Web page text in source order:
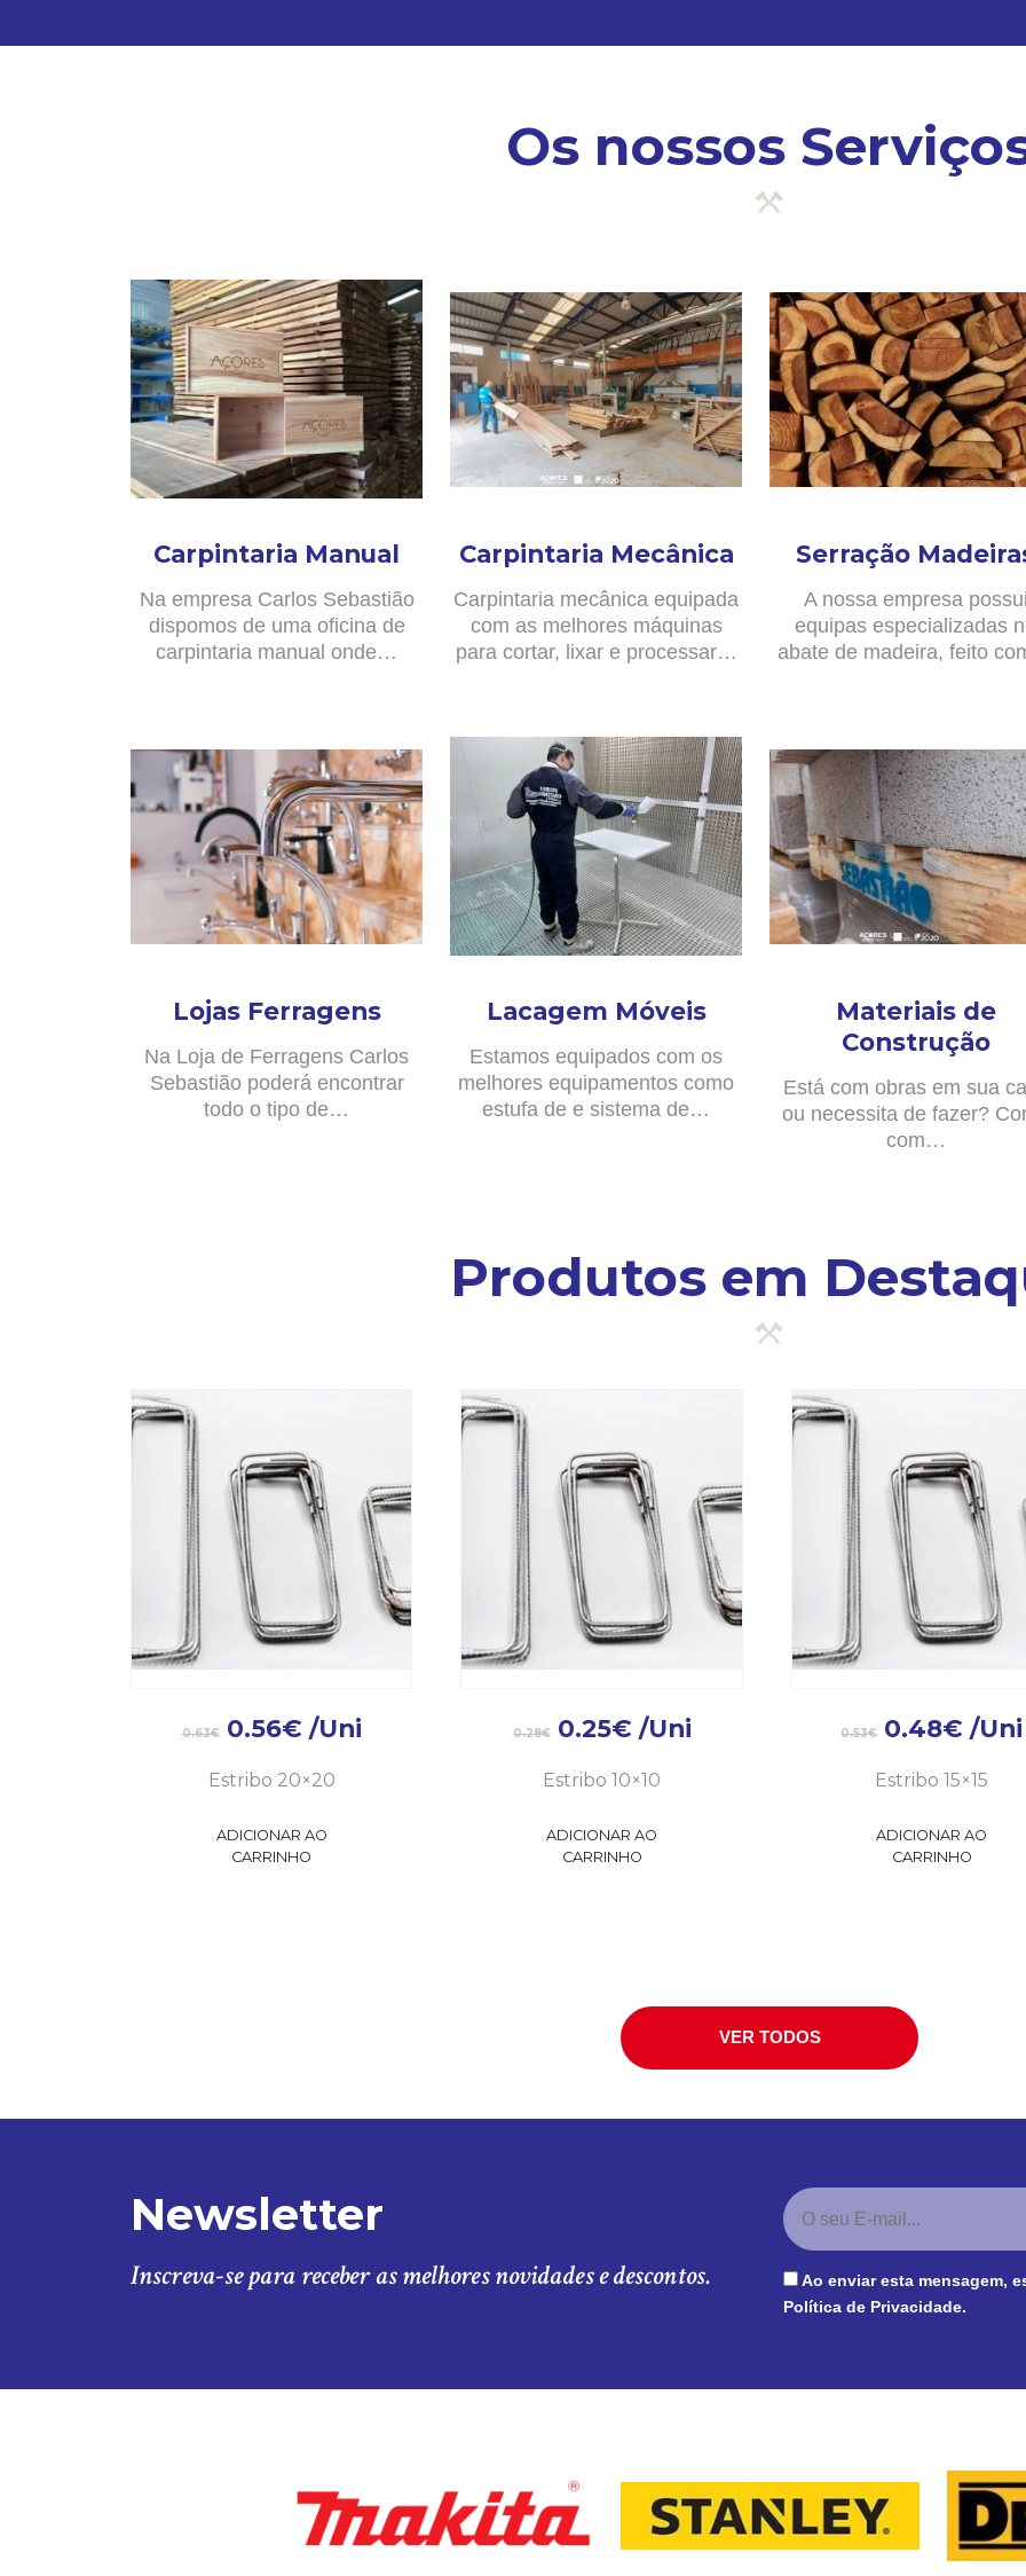
Os nossos
Carpintaria Manual
Na empresa Carlos Sebastião
dispomos de uma oficina de
carpintaria manual onde…
Carpintaria Mecânica
Carpintaria mecânica equipada
com as melhores máquinas
para cortar, lixar e processar…
Serração
A nossa empresa
equipas especializadas
abate de madeira, feito
Lojas Ferragens
Na Loja de Ferragens Carlos
Sebastião poderá encontrar
todo o tipo de…
Lacagem Móveis
Estamos equipados com os
melhores equipamentos como
estufa de e sistema de…
Materiais de
Construção
Está com obras em sua
ou necessita de fazer?
com…
Produtos em
0.63€ 0.56€ /Uni
Estribo 20×20
ADICIONAR AO
CARRINHO
0.28€ 0.25€ /Uni
Estribo 10×10
ADICIONAR AO
CARRINHO
0.53€ 0.48€ /Uni
Estribo 15×15
ADICIONAR AO
CARRINHO
VER TODOS
Newsletter
Inscreva-se para receber as melhores novidades e descontos.
Ao enviar esta mensagem,
Política de Privacidade.